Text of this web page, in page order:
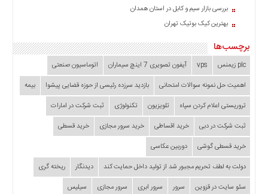
بررسی بازار سیم و کابل در استان همدان
بهترین کیک بوتیک تهران
برچسب‌ها
plc زیمنس vps آیفون تصویری 7 اینچ سیماران
اتوماسیون صنعتی
اهمیت حل نمونه سوالات امتحانی
بازدید سرزده‌ رئیسی از حوزه قضایی ‌پیشوا
بیمه
تروریستی اعلام کردن سپاه
تلویزیون تکنولوژی
ثبت شرکت در امارات
ثبت شرکت در دبی
خرید اقساطی خرید سرور مجازی
خرید قسطی
خرید قسطی گوشی
دوربین عکاسی
دولت به لطف تحریم مجبور شد از تولید داخل حمایت کند
دیدنگار
ریخته گری
سئو سایت در قزوین
سرور سرور ابری سرور مجازی
سیلیس